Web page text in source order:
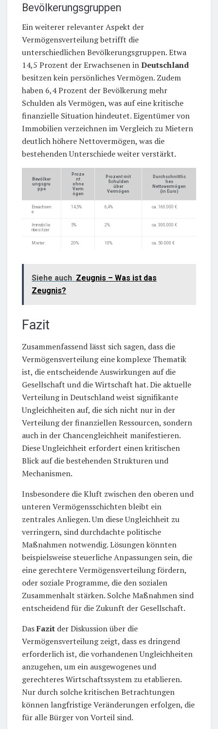
Bevölkerungsgruppen
Ein weiterer relevanter Aspekt der
Vermögensverteilung betrifft die
unterschiedlichen Bevölkerungsgruppen. Etwa
14,5 Prozent der Erwachsenen inDeutschland
besitzen kein persönliches Vermögen. Zudem
haben 6,4 Prozent der Bevölkerung mehr
Schulden als Vermögen, was auf eine kritische
finanzielle Situation hindeutet. Eigentümer von
Immobilien verzeichnen im Vergleich zu Mietern
deutlich höhere Nettovermögen, was die
bestehenden Unterschiede weiter verstärkt.
Bevölker
ungsgru
ppe
Proze
nt
ohne
Verm
ögen
Prozent mit
Schulden
über
Vermögen
Durchschnittlic
hes
Nettovermögen
(in Euro)
Erwachsen
e
14,5% 6,4% ca. 160.000 €
Immobilie
nbesitzer
5% 2% ca. 300.000 €
Mieter 20% 10% ca. 50.000 €
Siehe auch Zeugnis – Was ist das
Zeugnis?
Fazit
Zusammenfassend lässt sich sagen, dass die
Vermögensverteilung eine komplexe Thematik
ist, die entscheidende Auswirkungen auf die
Gesellschaft und die Wirtschaft hat. Die aktuelle
Verteilung in Deutschland weist signifikante
Ungleichheiten auf, die sich nicht nur in der
Verteilung der finanziellen Ressourcen, sondern
auch in der Chancengleichheit manifestieren.
Diese Ungleichheit erfordert einen kritischen
Blick auf die bestehenden Strukturen und
Mechanismen.
Insbesondere die Kluft zwischen den oberen und
unteren Vermögensschichten bleibt ein
zentrales Anliegen. Um diese Ungleichheit zu
verringern, sind durchdachte politische
Maßnahmen notwendig. Lösungen könnten
beispielsweise steuerliche Anpassungen sein, die
eine gerechtere Vermögensverteilung fördern,
oder soziale Programme, die den sozialen
Zusammenhalt stärken. Solche Maßnahmen sind
entscheidend für die Zukunft der Gesellschaft.
DasFazit der Diskussion über die
Vermögensverteilung zeigt, dass es dringend
erforderlich ist, die vorhandenen Ungleichheiten
anzugehen, um ein ausgewogenes und
gerechteres Wirtschaftssystem zu etablieren.
Nur durch solche kritischen Betrachtungen
können langfristige Veränderungen erfolgen, die
für alle Bürger von Vorteil sind.